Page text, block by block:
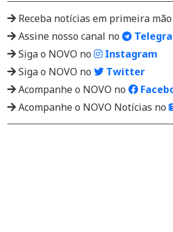
Receba notícias em primeira
Assine nosso canal no
Siga o NOVO no
Instagram
Siga o NOVO no
Twitter
Acompanhe o NOVO no
Acompanhe o NOVO Notícias no